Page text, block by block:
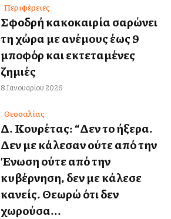
Περιφέρειες
Σφοδρή κακοκαιρία σαρώνει
τη χώρα με ανέμους έως 9
μποφόρ και εκτεταμένες
ζημιές
8 Ιανουαρίου 2026
Θεσσαλίας
Δ. Κουρέτας: “Δεν το ήξερα.
Δεν με κάλεσαν ούτε από την
Ένωση ούτε από την
κυβέρνηση, δεν με κάλεσε
κανείς. Θεωρώ ότι δεν
χωρούσα...